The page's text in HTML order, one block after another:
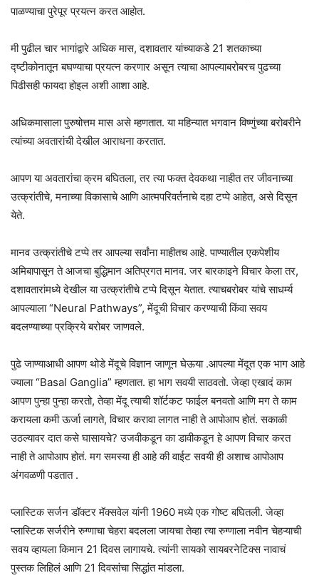
पाळण्याचा पुरेपूर प्रयत्न करत आहोत.
मी पुढील चार भागांद्वारे अधिक मास, दशावतार यांच्याकडे 21 शतकाच्या
द्ष्टीकोनातून बघण्याचा प्रयत्न करणार असून त्याचा आपल्याबरोबरच पुढच्या
पिढीसही फायदा होइल अशी आशा आहे.
अधिकमासाला पुरुषोत्तम मास असे म्हणतात. या महिन्यात भगवान विष्णुंच्या बरोबरीने
त्यांच्या अवतारांची देखील आराधना करतात.
आपण या अवतारांचा क्रम बघितला, तर त्या फक्त देवकथा नाहीत तर जीवनाच्या
उत्क्रांतीचे, मनाच्या विकासाचे आणि आत्मपरिवर्तनाचे दहा टप्पे आहेत, असे दिसून
येते.
मानव उत्क्रांतीचे टप्पे तर आपल्या सर्वांना माहीतच आहे. पाण्यातील एकपेशीय
अमिबापासून ते आजचा बुद्धिमान अतिप्रगत मानव. जर बारकाइने विचार केला तर,
दशावतारांमध्ये देखील या उत्क्रांतीचे टप्पे दिसून येतात. त्याचबरोबर यांचे साधर्म्य
आपल्याला “Neural Pathways”, मेंदूची विचार करण्याची किंवा सवय
बदलण्याच्या प्रक्रिये बरोबर जाणवले.
पुढे जाण्याआधी आपण थोडे मेंदूचे विज्ञान जाणून घेऊया .आपल्या मेंदूत एक भाग आहे
ज्याला “Basal Ganglia” म्हणतात. हा भाग सवयी साठवतो. जेव्हा एखादं काम
आपण पुन्हा पुन्हा करतो, तेव्हा मेंदू त्याची शॉर्टकट फाईल बनवतो आणि मग ते काम
करायला कमी ऊर्जा लागते, विचार करावा लागत नाही ते आपोआप होतं. सकाळी
उठल्यावर दात कसे घासायचे? उजवीकडून का डावीकडून हे आपण विचार करत
नाही ते आपोआप होतं. मग समस्या ही आहे की वाईट सवयी ही अशाच आपोआप
अंगवळणी पडतात .
प्लास्टिक सर्जन डॉक्टर मॅक्सवेल यांनी 1960 मध्ये एक गोष्ट बघितली. जेव्हा
प्लास्टिक सर्जरीने रुग्णाचा चेहरा बदलला जायचा तेव्हा त्या रुग्णाला नवीन चेहऱ्याची
सवय व्हायला किमान 21 दिवस लागायचे. त्यांनी सायको सायबरनेटिक्स नावाचं
पुस्तक लिहिलं आणि 21 दिवसांचा सिद्धांत मांडला.